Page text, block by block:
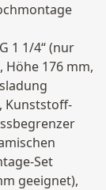
1 1/4“ (nur
176 mm,
Kunststoff-
Set
geeignet),